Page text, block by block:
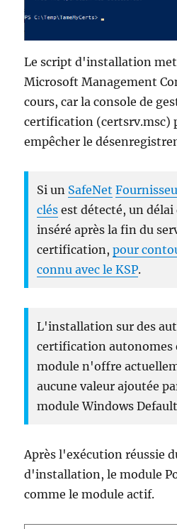
Le script d'installation
Microsoft Management
cours, car la console de
certification (certsrv.msc)
empêcher le
Si un SafeNet
clés est détecté, un
inséré après la fin du
certification,pour
connu avec le KSP.
L'installation sur des
certification autonomes
module n'offre
aucune valeur ajoutée
module Windows
Après l'exécution réussie
d'installation, le module
comme le module actif.